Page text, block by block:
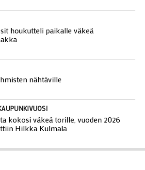
houkutteli paikalle väkeä
nähtäville
kokosi väkeä torille, vuoden 2026
Hilkka Kulmala